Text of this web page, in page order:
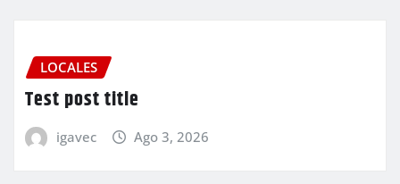
LOCALES
Test post title
igavec Ago 3, 2026